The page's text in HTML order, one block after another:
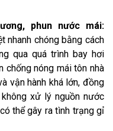
phun nước mái:
nhanh chóng bằng cách
qua quá trình bay hơi
chống nóng mái tôn nhà
vận hành khá lớn, đồng
xử lý nguồn nước
thể gây ra tình trạng gỉ